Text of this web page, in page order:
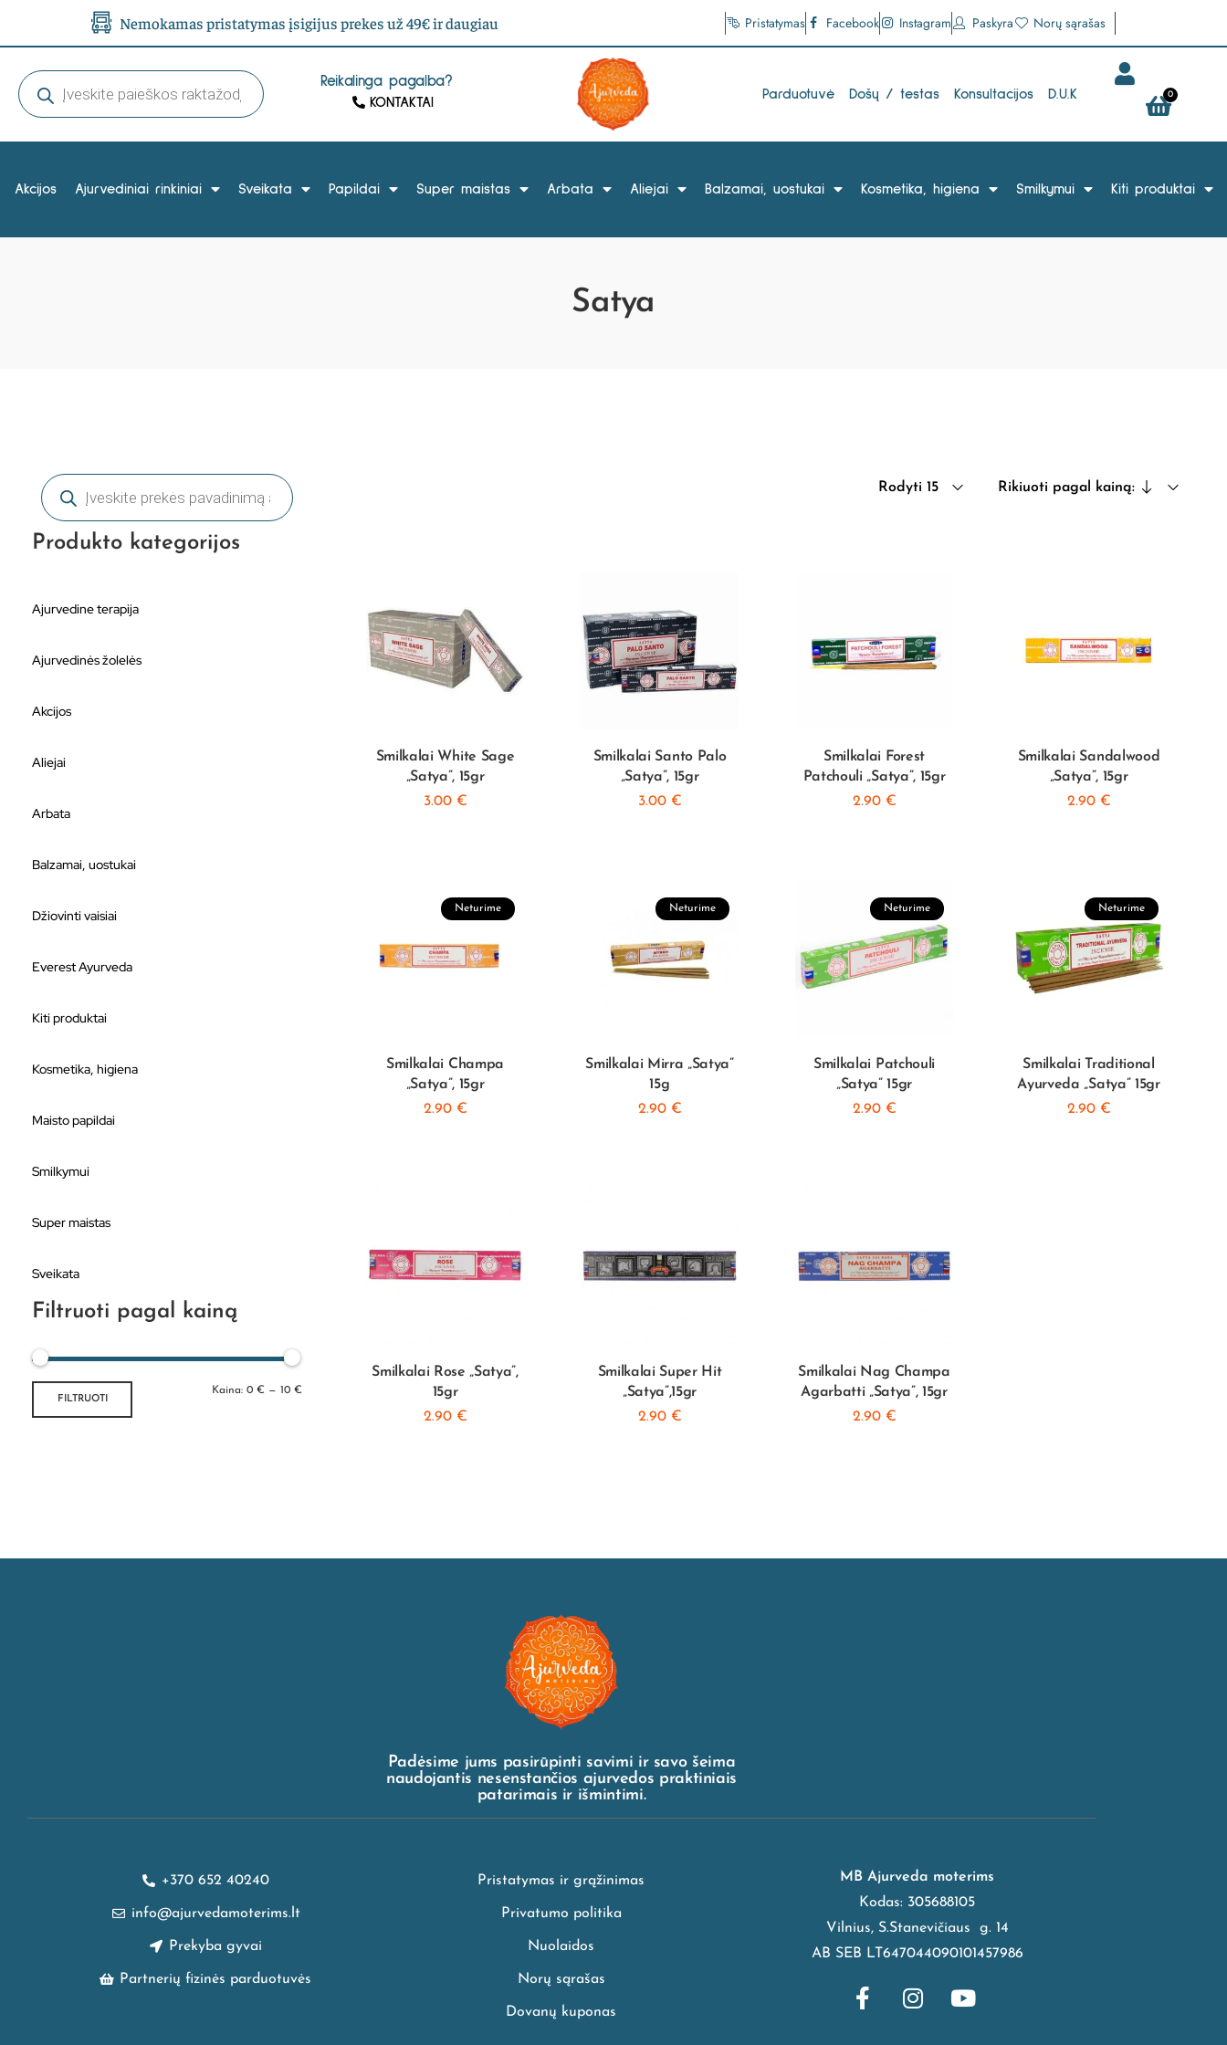
Nemokamas pristatymas įsigijus prekes už 49€ ir daugiau Pristatymas Facebook Instagram Paskyra Norų sąrašas
Reikalinga pagalba?
KONTAKTAI
Parduotuvė Došų / testas Konsultacijos D.U.K 0
Akcijos Ajurvediniai rinkiniai Sveikata Papildai Super maistas Arbata Aliejai Balzamai, uostukai Kosmetika, higiena Smilkymui Kiti produktai
Satya
Produkto kategorijos
Ajurvedine terapija
Ajurvedinės žolelės
Akcijos
Aliejai
Arbata
Balzamai, uostukai
Džiovinti vaisiai
Everest Ayurveda
Kiti produktai
Kosmetika, higiena
Maisto papildai
Smilkymui
Super maistas
Sveikata
Filtruoti pagal kainą
FILTRUOTI
Kaina: 0 € — 10 €
Rodyti 15 Rikiuoti pagal kainą:
Smilkalai White Sage
„Satya”, 15gr
3.00 €
Smilkalai Santo Palo
„Satya”, 15gr
3.00 €
Smilkalai Forest
Patchouli „Satya”, 15gr
2.90 €
Smilkalai Sandalwood
„Satya”, 15gr
2.90 €
Neturime
Smilkalai Champa
„Satya”, 15gr
2.90 €
Neturime
Smilkalai Mirra „Satya”
15g
2.90 €
Neturime
Smilkalai Patchouli
„Satya” 15gr
2.90 €
Neturime
Smilkalai Traditional
Ayurveda „Satya” 15gr
2.90 €
Smilkalai Rose „Satya”,
15gr
2.90 €
Smilkalai Super Hit
„Satya”,15gr
2.90 €
Smilkalai Nag Champa
Agarbatti „Satya”, 15gr
2.90 €
Padėsime jums pasirūpinti savimi ir savo šeima
naudojantis nesenstančios ajurvedos praktiniais
patarimais ir išmintimi.
+370 652 40240
info@ajurvedamoterims.lt
Prekyba gyvai
Partnerių fizinės parduotuvės
Pristatymas ir grąžinimas
Privatumo politika
Nuolaidos
Norų sąrašas
Dovanų kuponas
MB Ajurveda moterims
Kodas: 305688105
Vilnius, S.Stanevičiaus g. 14
AB SEB LT647044090101457986